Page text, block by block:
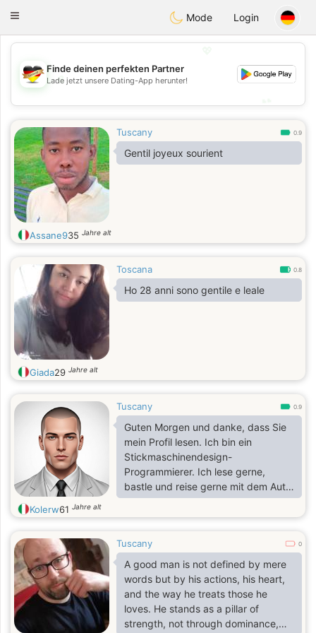
DeutschDating
Toggle
Mode Login
💖
💕
Finde deinen perfekten Partner
Lade jetzt unsere Dating-App herunter!
Tuscany 0.9
Gentil joyeux sourient
Assane935 Jahre alt
Toscana 0.8
Ho 28 anni sono gentile e leale
Giada29 Jahre alt
Tuscany 0.9
Guten Morgen und danke, dass Sie
mein Profil lesen. Ich bin ein
Stickmaschinendesign-
Programmierer. Ich lese gerne,
bastle und reise gerne mit dem Auto.
Ich bin hier, weil ich die
nordeuropäische Kultur mag. Ich
Freundschaft (ich habe keine
großen Erwartungen). Wenn dir mein
Profil gefällt, antworte mir (ich esse
niemanden! :))). Bis wir uns
wiedersehen!
Kolerw61 Jahre alt
Tuscany 0
A good man is not defined by mere
words but by his actions, his heart,
and the way he treats those he
loves. He stands as a pillar of
strength, not through dominance,